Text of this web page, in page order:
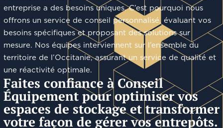
entreprise a des besoins uniques. C’est pourquoi nous
offrons un service de conseil personnalisé, évaluant vos
besoins spécifiques et proposant des solutions sur
mesure. Nos équipes interviennent sur l’ensemble du
territoire de l’Occitanie, assurant un service de qualité et
une réactivité optimale.
Faites confiance à Conseil
Équipement pour optimiser vos
espaces de stockage et transformer
votre façon de gérer vos entrepôts.